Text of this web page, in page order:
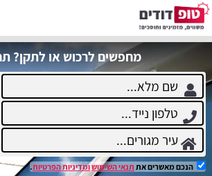
מחפשים לרכוש או לתקן?
הנכם מאשרים את תנאי השימושומדיניות הפרטיות.